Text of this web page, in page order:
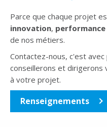
Parce que chaque projet
innovation, performance
de nos métiers.
Contactez-nous, c'est avec
conseillerons et dirigerons
à votre projet.
Renseignements